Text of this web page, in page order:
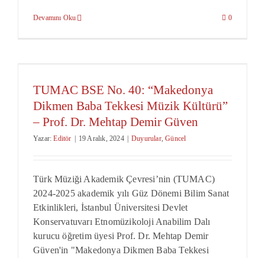
Devamını Oku 0
TUMAC BSE No. 40: “Makedonya
Dikmen Baba Tekkesi Müzik Kültürü”
– Prof. Dr. Mehtap Demir Güven
Yazar:Editör | 19 Aralık, 2024 | Duyurular,Güncel
Türk Müziği Akademik Çevresi’nin (TUMAC)
2024-2025 akademik yılı Güz Dönemi Bilim Sanat
Etkinlikleri, İstanbul Üniversitesi Devlet
Konservatuvarı Etnomüzikoloji Anabilim Dalı
kurucu öğretim üyesi Prof. Dr. Mehtap Demir
Güven'in "Makedonya Dikmen Baba Tekkesi